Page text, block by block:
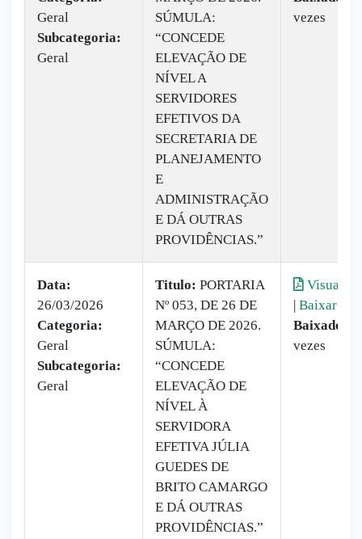
Geral
Subcategoria:
Geral
SÚMULA:
“CONCEDE
ELEVAÇÃO DE
NÍVEL A
SERVIDORES
EFETIVOS DA
SECRETARIA DE
PLANEJAMENTO
E
ADMINISTRAÇÃO
E DÁ OUTRAS
PROVIDÊNCIAS.”
vezes
Data:
26/03/2026
Categoria:
Geral
Subcategoria:
Geral
Titulo: PORTARIA
Nº 053, DE 26 DE
MARÇO DE 2026.
SÚMULA:
“CONCEDE
ELEVAÇÃO DE
NÍVEL À
SERVIDORA
EFETIVA JÚLIA
GUEDES DE
BRITO CAMARGO
E DÁ OUTRAS
PROVIDÊNCIAS.”
| Baixar
Baixado:
vezes